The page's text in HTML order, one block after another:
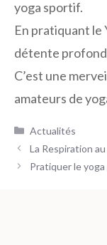
yoga sportif.
En pratiquant le
détente
C’est une
amateurs de
Catégories
Actualités
La Respiration
Pratiquer le